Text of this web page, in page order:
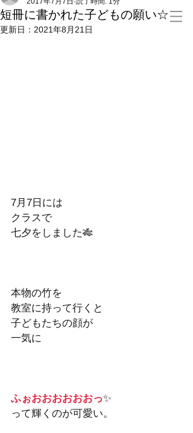
短冊に書かれた子どもの願い☆
更新日： 2021年8月21日
7月7日には
クラスで
七夕をしました🎋
本物の竹を
教室に持って行くと
子どもたちの顔が
一気に
ふぉおおおおおおっ✨
って輝くのが可愛い。